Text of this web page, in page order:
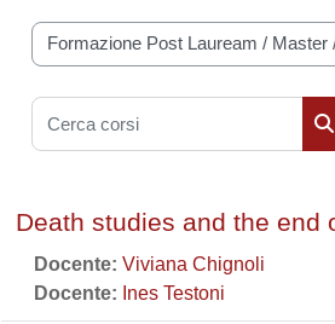
Categorie di corso
Cerca corsi
Death studies and the end
Docente: Viviana Chignoli
Docente: Ines Testoni